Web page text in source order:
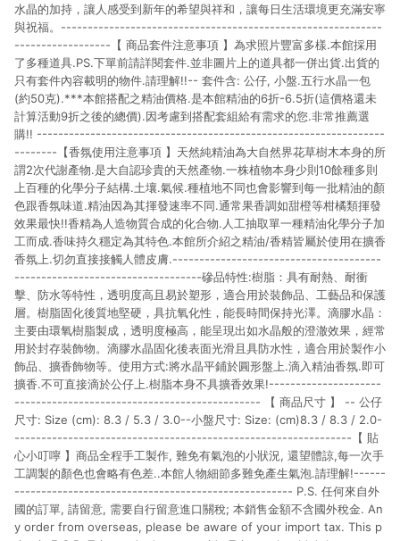
水晶的加持，讓人感受到新年的希望與祥和，讓每日生活環境更充滿安寧
與祝福。------------------------------------------------------------
------------------【 商品套件注意事項 】為求照片豐富多樣.本館採用
了多種道具.PS.下單前請詳閱套件.並非圖片上的道具都一併出貨.出貨的
只有套件內容載明的物件.請理解!!-- 套件含: 公仔, 小盤.五行水晶一包
(約50克).***本館搭配之精油價格.是本館精油的6折-6.5折(這價格還未
計算活動9折之後的總價).因考慮到搭配套組給有需求的您.非常推薦選
購!! -----------------------------------------------------------------
--------【香氛使用注意事項 】天然純精油為大自然界花草樹木本身的所
謂2次代謝產物.是大自認珍貴的天然產物.一株植物本身少則10餘種多則
上百種的化學分子結構.土壤.氣候.種植地不同也會影響到每一批精油的顏
色跟香氛味道.精油因為其揮發速率不同.通常果香調如甜橙等柑橘類揮發
效果最快!!香精為人造物質合成的化合物.人工抽取單一種精油化學分子加
工而成.香味持久穩定為其特色.本館所介紹之精油/香精皆屬於使用在擴香
香氛上.切勿直接接觸人體皮膚.---------------------------------------
-----------------------------------磣品特性:樹脂：具有耐熱、耐衝
擊、防水等特性，透明度高且易於塑形，適合用於裝飾品、工藝品和保護
層。樹脂固化後質地堅硬，具抗氧化性，能長時間保持光澤。滴膠水晶：
主要由環氧樹脂製成，透明度極高，能呈現出如水晶般的澄澈效果，經常
用於封存裝飾物。滴膠水晶固化後表面光滑且具防水性，適合用於製作小
飾品、擴香飾物等。使用方式:將水晶平鋪於圓形盤上.滴入精油香氛.即可
擴香.不可直接滴於公仔上.樹脂本身不具擴香效果!---------------------
---------------------------------------------- 【 商品尺寸 】 -- 公仔
尺寸: Size (cm): 8.3 / 5.3 / 3.0--小盤尺寸: Size: (cm)8.3 / 8.3 / 2.0-
---------------------------------------------------------------【 貼
心小叮嚀 】商品全程手工製作, 難免有氣泡的小狀況, 還望體諒,每一次手
工調製的顏色也會略有色差..本館人物細節多難免產生氣泡.請理解!------
---------------------------------------------------- P.S. 任何來自外
國的訂單, 請留意, 需要自行留意進口關稅; 本銷售金額不含國外稅金. An
y order from overseas, please be aware of your import tax. This p